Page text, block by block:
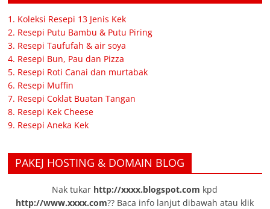
1. Koleksi Resepi 13 Jenis Kek
2. Resepi Putu Bambu & Putu Piring
3. Resepi Taufufah & air soya
4. Resepi Bun, Pau dan Pizza
5. Resepi Roti Canai dan murtabak
6. Resepi Muffin
7. Resepi Coklat Buatan Tangan
8. Resepi Kek Cheese
9. Resepi Aneka Kek
PAKEJ HOSTING & DOMAIN BLOG
Nak tukar http://xxxx.blogspot.com kpd
http://www.xxxx.com?? Baca info lanjut dibawah atau klik